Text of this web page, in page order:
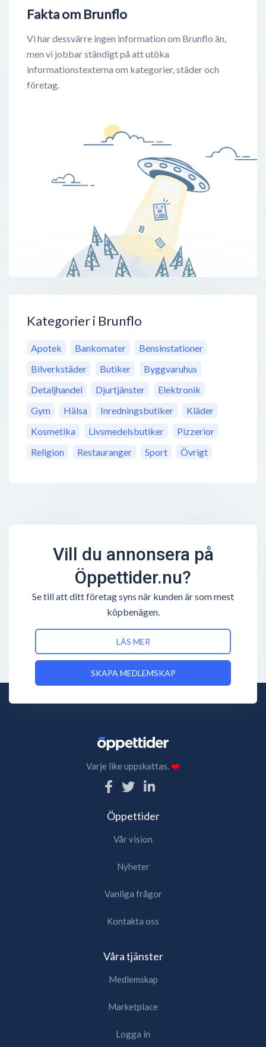
Fakta om Brunflo
Vi har dessvärre ingen information om Brunflo än,
men vi jobbar ständigt på att utöka
informationstexterna om kategorier, städer och
företag.
Kategorier i Brunflo
Apotek Bankomater
Bensinstationer
Bilverkstäder
Butiker
Byggvaruhus
Detaljhandel
Djurtjänster
Elektronik
Gym
Hälsa Inredningsbutiker
Kläder
Kosmetika
Livsmedelsbutiker
Pizzerior
Religion
Restauranger Sport Övrigt
Vill du annonsera på
Öppettider.nu?
Se till att ditt företag syns när kunden är som mest
köpbenägen.
LÄS MER
SKAPA MEDLEMSKAP
Varje like uppskattas.❤️
Öppettider
Vår vision
Nyheter
Vanliga frågor
Kontakta oss
Våra tjänster
Medlemskap
Marketplace
Logga in